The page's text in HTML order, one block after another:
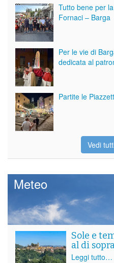
Tutto bene per
Fornaci – Barga
Per le vie di
dedicata al
Partite le
Vedi
Meteo
Sole e
al di
Leggi tutto…